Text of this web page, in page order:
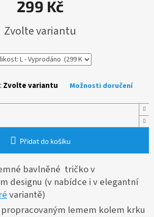
299 Kč
cena:
Zvolte variantu
Zvolte variantu Možnosti doručení
Přidat do košíku
bavlněné tričko v
designu (v nabídce i v elegantní
variantě)
lemem kolem krku